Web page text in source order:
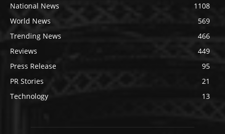
National News
1108
World News
569
Trending News
466
Reviews
449
Press Release
95
PR Stories
21
Technology
13